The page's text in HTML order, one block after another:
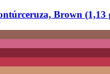
Brown (1,13